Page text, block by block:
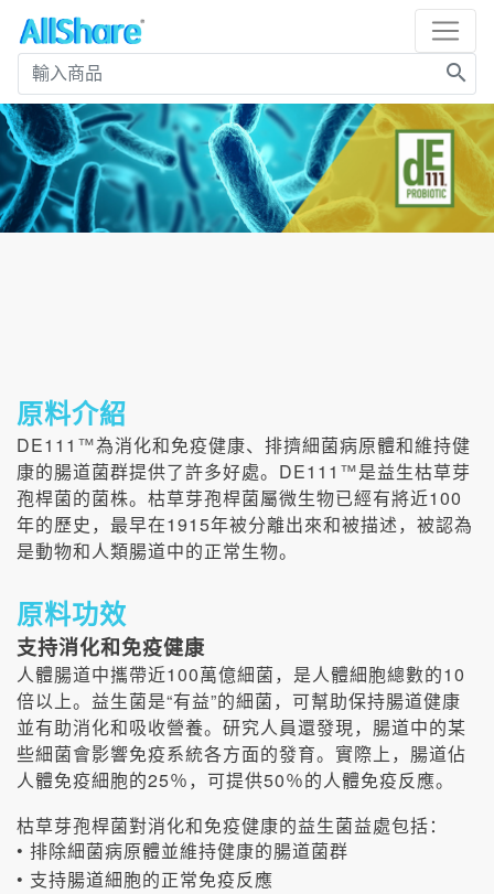
search
原料介紹
DE111 ™為消化和免疫健康、排擠細菌病原體和維持健
康的腸道菌群提供了許多好處。 DE111 ™是益生枯草芽
孢桿菌的菌株。枯草芽孢桿菌屬微生物已經有將近100
年的歷史，最早在1915年被分離出來和被描述，被認為
是動物和人類腸道中的正常生物。
原料功效
支持消化和免疫健康
人體腸道中攜帶近100萬億細菌，是人體細胞總數的10
倍以上。益生菌是“有益”的細菌，可幫助保持腸道健康
並有助消化和吸收營養。研究人員還發現，腸道中的某
些細菌會影響免疫系統各方面的發育。實際上，腸道佔
人體免疫細胞的25％，可提供50％的人體免疫反應。
枯草芽孢桿菌對消化和免疫健康的益生菌益處包括：
• 排除細菌病原體並維持健康的腸道菌群
• 支持腸道細胞的正常免疫反應